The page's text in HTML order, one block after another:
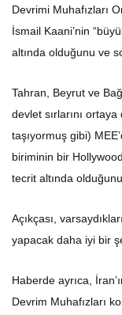
Devrimi Muhafızları
İsmail Kaani’nin
altında olduğunu ve
Tahran, Beyrut ve
devlet sırlarını
taşıyormuş gibi)
biriminin bir
tecrit altında olduğunu
Açıkçası,
yapacak daha iyi bir
Haberde ayrıca,
Devrim Muhafızları